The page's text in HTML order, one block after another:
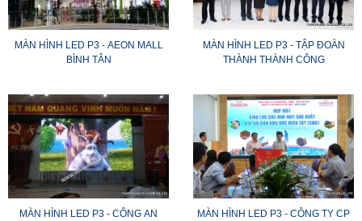
MÀN HÌNH LED P3 - AEON MALL
BÌNH TÂN
MÀN HÌNH LED P3 - TẬP ĐOÀN
THÀNH THÀNH CÔNG
MÀN HÌNH LED P3 - CÔNG AN
MÀN HÌNH LED P3 - CÔNG TY CP